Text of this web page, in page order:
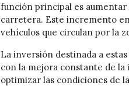
función principal es
carretera. Este incremento
vehículos que circulan por la
La inversión destinada a
con la mejora constante de
optimizar las condiciones de